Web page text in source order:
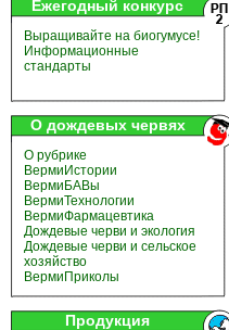
Ежегодный конкурс
Выращивайте на биогумусе!
Информационные
стандарты
О дождевых червях
О рубрике
ВермиИстории
ВермиБАВы
ВермиТехнологии
ВермиФармацевтика
Дождевые черви и экология
Дождевые черви и сельское
хозяйство
ВермиПриколы
Продукция